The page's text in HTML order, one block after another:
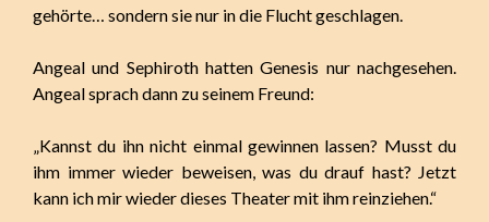
gehörte… sondern sie nur in die Flucht geschlagen.
Angeal und Sephiroth hatten Genesis nur nachgesehen.
Angeal sprach dann zu seinem Freund:
„Kannst du ihn nicht einmal gewinnen lassen? Musst du
ihm immer wieder beweisen, was du drauf hast? Jetzt
kann ich mir wieder dieses Theater mit ihm reinziehen.“